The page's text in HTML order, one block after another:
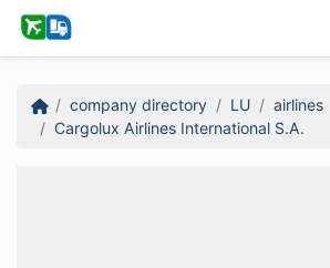
company directory LU
airlines
Cargolux Airlines International S.A.